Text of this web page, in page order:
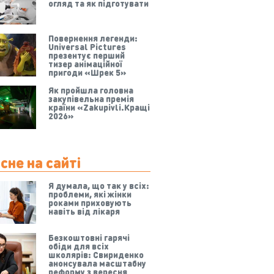
огляд та як підготувати
Повернення легенди:
Universal Pictures
презентує перший
тизер анімаційної
пригоди «Шрек 5»
Як пройшла головна
закупівельна премія
країни «Zakupivli.Кращі
2026»
на сайті
Я думала, що так у всіх:
проблеми, які жінки
роками приховують
навіть від лікаря
Безкоштовні гарячі
обіди для всіх
школярів: Свириденко
анонсувала масштабну
реформу з вересня